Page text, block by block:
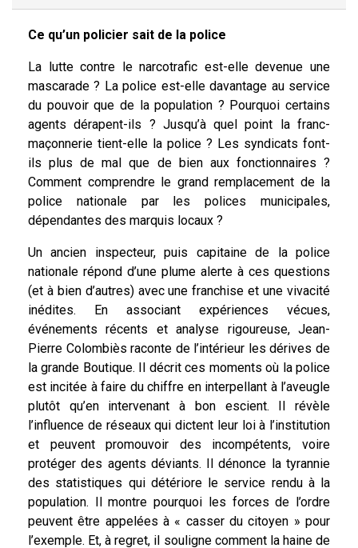
Ce qu’un policier sait de la police
La lutte contre le narcotrafic est-elle devenue une
mascarade ? La police est-elle davantage au service
du pouvoir que de la population ? Pourquoi certains
agents dérapent-ils ? Jusqu’à quel point la franc-
maçonnerie tient-elle la police ? Les syndicats font-
ils plus de mal que de bien aux fonctionnaires ?
Comment comprendre le grand remplacement de la
police nationale par les polices municipales,
dépendantes des marquis locaux ?
Un ancien inspecteur, puis capitaine de la police
nationale répond d’une plume alerte à ces questions
(et à bien d’autres) avec une franchise et une vivacité
inédites. En associant expériences vécues,
événements récents et analyse rigoureuse, Jean-
Pierre Colombiès raconte de l’intérieur les dérives de
la grande Boutique. Il décrit ces moments où la police
est incitée à faire du chiffre en interpellant à l’aveugle
plutôt qu’en intervenant à bon escient. Il révèle
l’influence de réseaux qui dictent leur loi à l’institution
et peuvent promouvoir des incompétents, voire
protéger des agents déviants. Il dénonce la tyrannie
des statistiques qui détériore le service rendu à la
population. Il montre pourquoi les forces de l’ordre
peuvent être appelées à « casser du citoyen » pour
l’exemple. Et, à regret, il souligne comment la haine de